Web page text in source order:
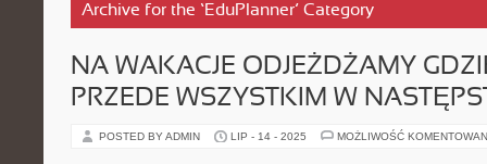
Archive for the ‘EduPlanner’ Category
NA WAKACJE ODJEŻDŻAMY
PRZEDE WSZYSTKIM W
POSTED BY ADMIN LIP - 14 - 2025 MOŻLIWOŚĆ